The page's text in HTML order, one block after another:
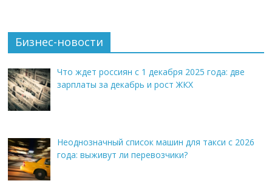
Бизнес-новости
Что ждет россиян с 1 декабря 2025 года: две
зарплаты за декабрь и рост ЖКХ
Неоднозначный список машин для такси с 2026
года: выживут ли перевозчики?